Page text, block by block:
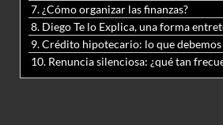
7. ¿Cómo organizar las finanzas?
10. Renuncia silenciosa: ¿qué tan